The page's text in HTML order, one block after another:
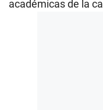
académicas de la